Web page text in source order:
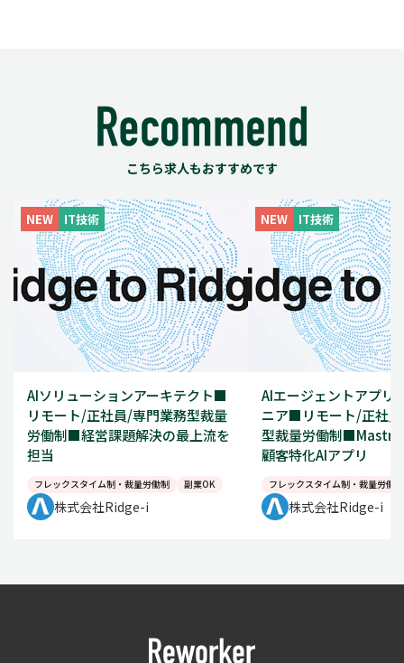
こちら求人もおすすめです
NEW IT技術
AIソリューションアーキテクト■
リモート/正社員/専門業務型裁量
労働制■経営課題解決の最上流を
担当
フレックスタイム制・裁量労働制 副業OK
株式会社Ridge-i
NEW IT技術
AIエージェントアプリ
ニア■リモート/正社
型裁量労働制■Mastra
顧客特化AIアプリ
フレックスタイム制・裁量労働制
株式会社Ridge-i